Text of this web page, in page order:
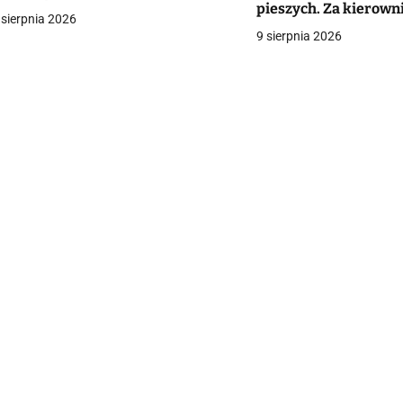
2026
pieszych. Za
[VIDEO]
9 sierpnia 2026